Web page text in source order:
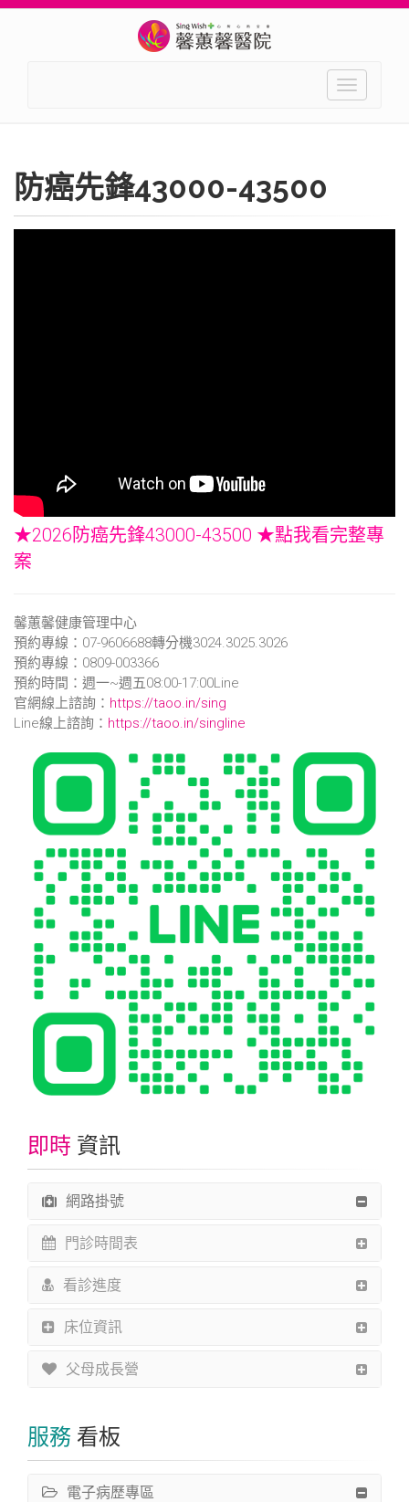
Toggle
防癌先鋒43000-43500
★2026防癌先鋒43000-43500 ★點我看完整專
案
馨蕙馨健康管理中心
預約專線：07-9606688轉分機3024.3025.3026
預約專線：0809-003366
預約時間：週一~週五08:00-17:00Line
官網線上諮詢： https://taoo.in/sing
Line線上諮詢： https://taoo.in/singline
即時 資訊
網路掛號
門診時間表
看診進度
床位資訊
父母成長營
服務 看板
電子病歷專區